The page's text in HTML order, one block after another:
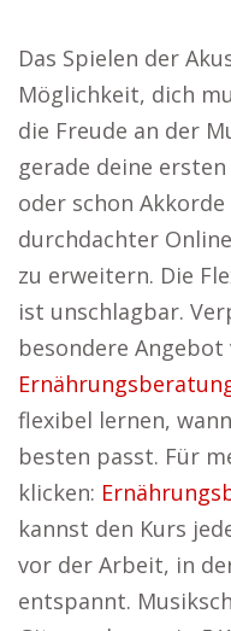
Das Spielen der
Möglichkeit, dich
die Freude an der
gerade deine
oder schon
durchdachter
zu erweitern. Die
ist unschlagbar.
besondere
flexibel lernen,
besten passt. Für
klicken:
kannst den Kurs
vor der Arbeit, in
entspannt.